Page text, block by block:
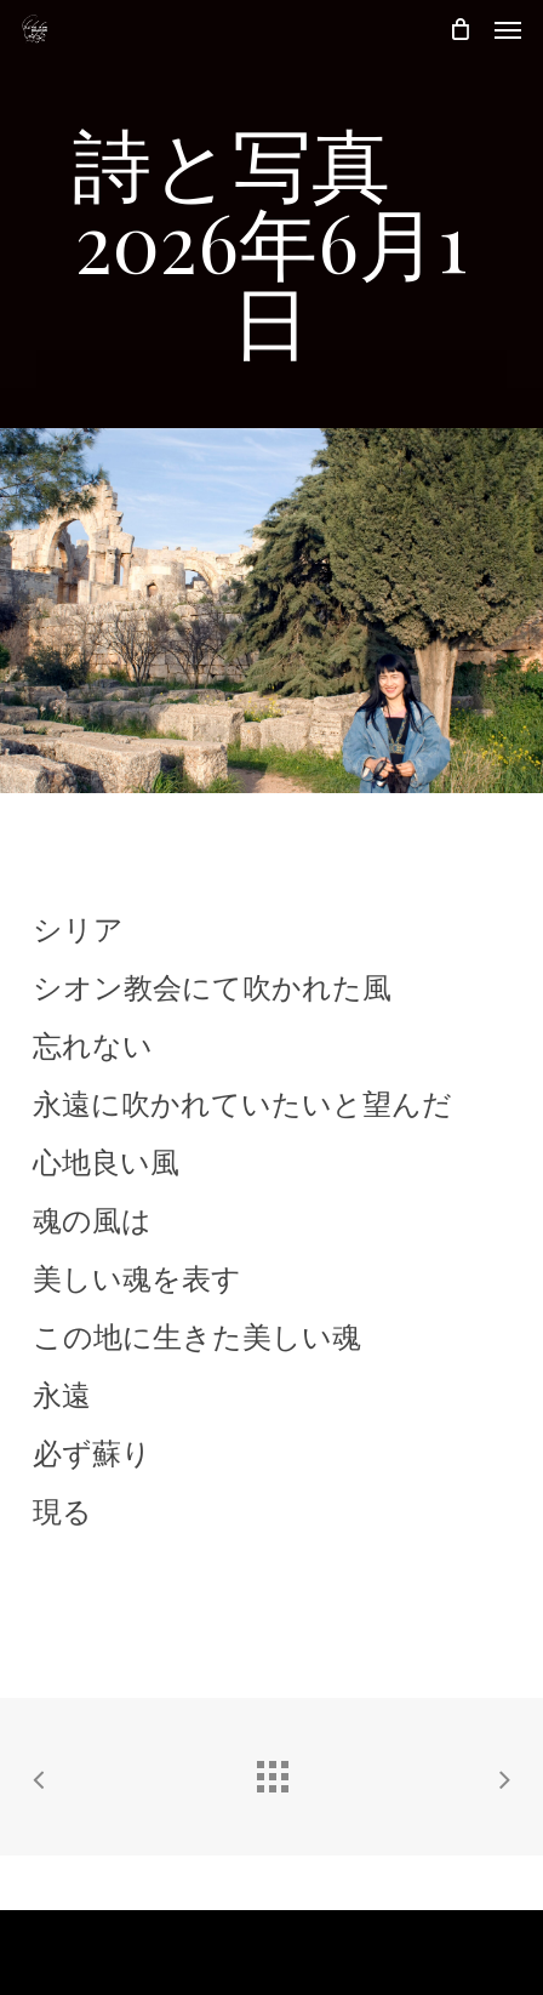
Skip
詩と写真
2026年6月1
日
シリア
シオン教会にて吹かれた風
忘れない
永遠に吹かれていたいと望んだ
心地良い風
魂の風は
美しい魂を表す
この地に生きた美しい魂
永遠
必ず蘇り
現る